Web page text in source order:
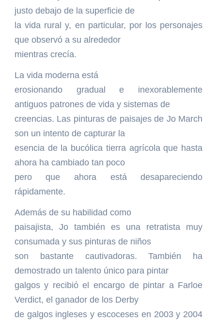
justo debajo de la superficie de
la vida rural y, en particular, por los personajes
que observó a su alrededor
mientras crecía.
La vida moderna está
erosionando gradual e inexorablemente
antiguos patrones de vida y sistemas de
creencias. Las pinturas de paisajes de Jo March
son un intento de capturar la
esencia de la bucólica tierra agrícola que hasta
ahora ha cambiado tan poco
pero que ahora está desapareciendo
rápidamente.
Además de su habilidad como
paisajista, Jo también es una retratista muy
consumada y sus pinturas de niños
son bastante cautivadoras. También ha
demostrado un talento único para pintar
galgos y recibió el encargo de pintar a Farloe
Verdict, el ganador de los Derby
de galgos ingleses y escoceses en 2003 y 2004